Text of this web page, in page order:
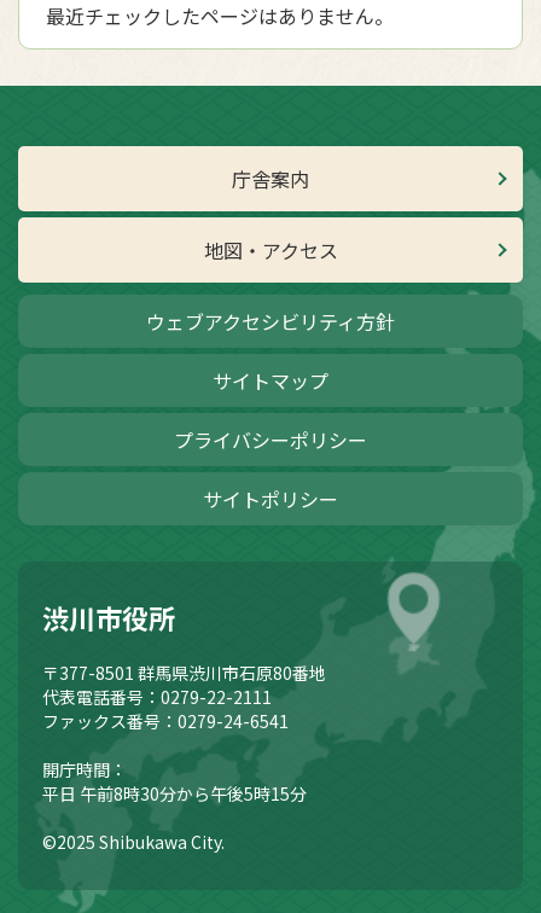
最近チェックしたページはありません。
庁舎案内
地図・アクセス
ウェブアクセシビリティ方針
サイトマップ
プライバシーポリシー
サイトポリシー
渋川市役所
〒377-8501 群馬県渋川市石原80番地
代表電話番号：0279-22-2111
ファックス番号：0279-24-6541
開庁時間：
平日 午前8時30分から午後5時15分
©2025 Shibukawa City.